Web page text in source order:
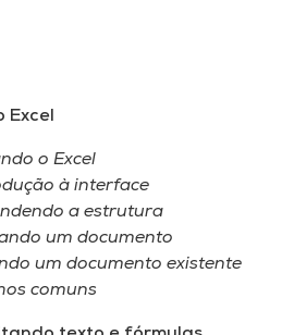
o Excel
à interface
a estrutura
um documento
um documento existente
comuns